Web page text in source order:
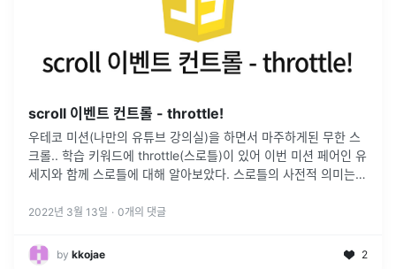
scroll 이벤트 컨트롤 - throttle!
우테코 미션(나만의 유튜브 강의실)을 하면서 마주하게된 무한 스
크롤.. 학습 키워드에 throttle(스로틀)이 있어 이번 미션 페어인 유
세지와 함께 스로틀에 대해 알아보았다. 스로틀의 사전적 의미는
은 짧은 시간 간격으로 이벤트가 연속해서 발생하더라도 일정 시간
2022년 3월 13일 · 0개의 댓글
by kkojae 2